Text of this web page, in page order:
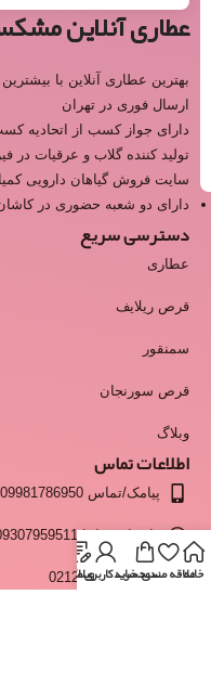
عطاری آنلاین
بهترین عطاری آنلاین با
ارسال فوری در تهران
دارای جواز کسب از اتحادیه
تولید کننده گلاب و عرقیات در
سایت فروش گیاهان دارویی
دارای دو شعبه حضوری در
دسترسی سریع
عطاری
قرص ریلایف
سمنقور
قرص سورنجان
وبلاگ
اطلاعات تماس
پیامک/تماس 09981786950
واتساپ و ایتا 09307959511
انبار 02128428537 خانهعلاقه مندیسبد خرید
حساب کاربری من
وبلاگ